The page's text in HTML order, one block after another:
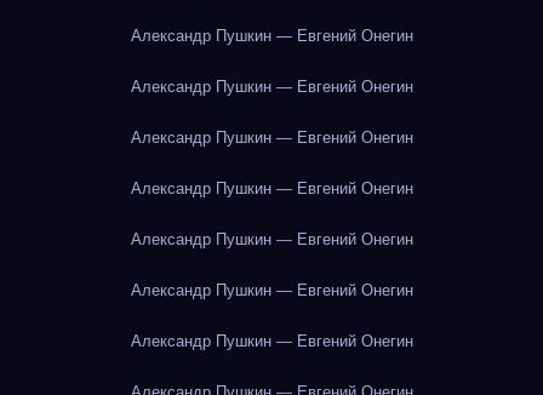
Александр Пушкин — Евгений Онегин
Александр Пушкин — Евгений Онегин
Александр Пушкин — Евгений Онегин
Александр Пушкин — Евгений Онегин
Александр Пушкин — Евгений Онегин
Александр Пушкин — Евгений Онегин
Александр Пушкин — Евгений Онегин